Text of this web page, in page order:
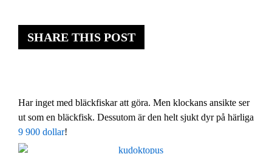
SHARE THIS POST
Har inget med bläckfiskar att göra. Men klockans ansikte ser
ut som en bläckfisk. Dessutom är den helt sjukt dyr på härliga
9 900 dollar!